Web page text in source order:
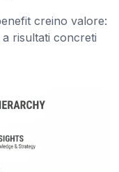
creino valore:
risultati concreti